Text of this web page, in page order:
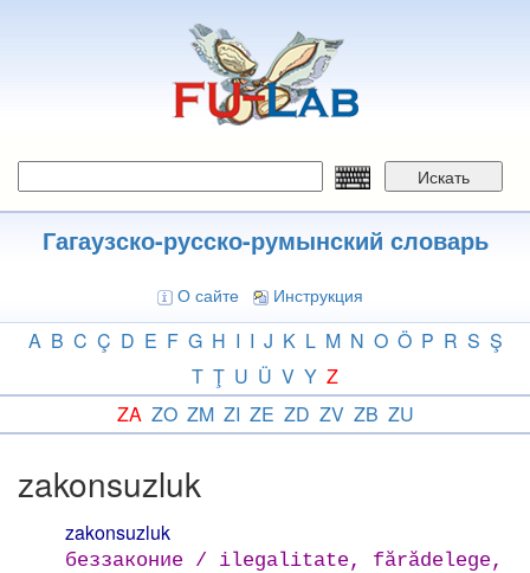
Искать
Гагаузско-русско-румынский словарь
О сайте Инструкция
A B C Ç D E F G H I I J K L M N O Ö P R S Ş
T Ţ U Ü V Y Z
ZA ZO ZM ZI ZE ZD ZV ZB ZU
zakonsuzluk
zakonsuzluk
беззаконие / ilegalitate, fărădelege,